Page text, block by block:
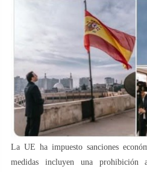
La UE ha impuesto sanciones
medidas incluyen una prohibición